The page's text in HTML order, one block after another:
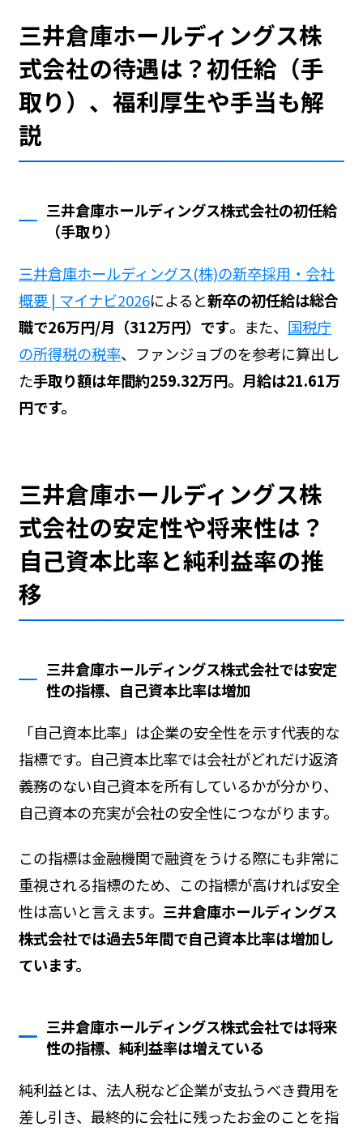
三井倉庫ホールディングス株
式会社の待遇は？初任給（手
取り）、福利厚生や手当も解
説
三井倉庫ホールディングス株式会社の初任給
（手取り）
三井倉庫ホールディングス(株)の新卒採用・会社
概要 | マイナビ2026によると新卒の初任給は総合
職で26万円/月（312万円）です。また、 国税庁
の所得税の税率、ファンジョブのを参考に算出し
た手取り額は年間約259.32万円。月給は21.61万
円です。
三井倉庫ホールディングス株
式会社の安定性や将来性は？
自己資本比率と純利益率の推
移
三井倉庫ホールディングス株式会社では安定
性の指標、自己資本比率は増加
「自己資本比率」は企業の安全性を示す代表的な
指標です。自己資本比率では会社がどれだけ返済
義務のない自己資本を所有しているかが分かり、
自己資本の充実が会社の安全性につながります。
この指標は金融機関で融資をうける際にも非常に
重視される指標のため、この指標が高ければ安全
性は高いと言えます。 三井倉庫ホールディングス
株式会社では過去5年間で自己資本比率は増加し
ています。
三井倉庫ホールディングス株式会社では将来
性の指標、純利益率は増えている
純利益とは、法人税など企業が支払うべき費用を
差し引き、最終的に会社に残ったお金のことを指